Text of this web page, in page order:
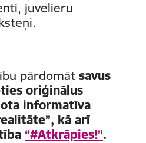
juvelieru
pārdomāt savus
oriģinālus
informatīva
kā arī
“#Atkrāpies!”.